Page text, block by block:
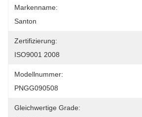
Markenname:
Santon
Zertifizierung:
ISO9001 2008
Modellnummer:
PNGG090508
Gleichwertige Grade: